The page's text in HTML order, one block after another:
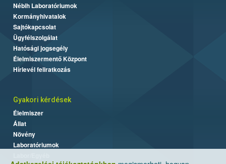
Nébih Laboratóriumok
Kormányhivatalok
Sajtókapcsolat
Ügyfélszolgálat
Hatósági jogsegély
Élelmiszermentő Központ
Hírlevél feliratkozás
Gyakori kérdések
Élelmiszer
Állat
Növény
Laboratóriumok